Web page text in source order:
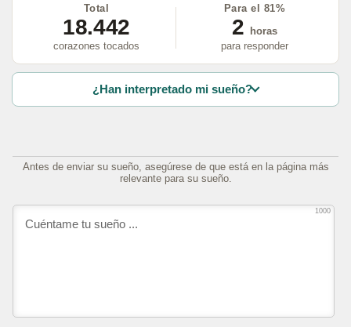
Total
18.442
corazones tocados
Para el 81%
2
horas
para responder
¿Han interpretado mi sueño?
Antes de enviar su sueño, asegúrese de que está en la página más
relevante para su sueño.
1000